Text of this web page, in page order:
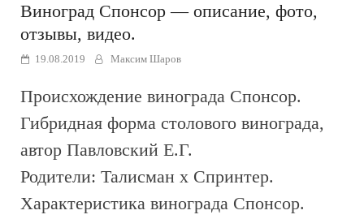
Виноград Спонсор — описание, фото,
отзывы, видео.
19.08.2019 Максим Шаров
Происхождение винограда Спонсор.
Гибридная форма столового винограда,
автор Павловский Е.Г.
Родители: Талисман х Спринтер.
Характеристика винограда Спонсор.